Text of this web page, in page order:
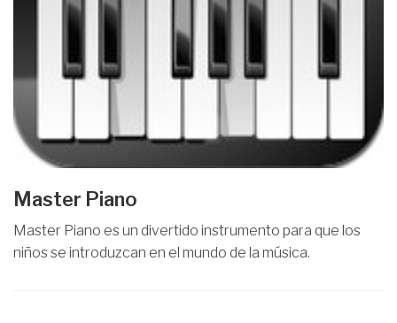
Master Piano
Master Piano es un divertido instrumento para que los
niños se introduzcan en el mundo de la música.